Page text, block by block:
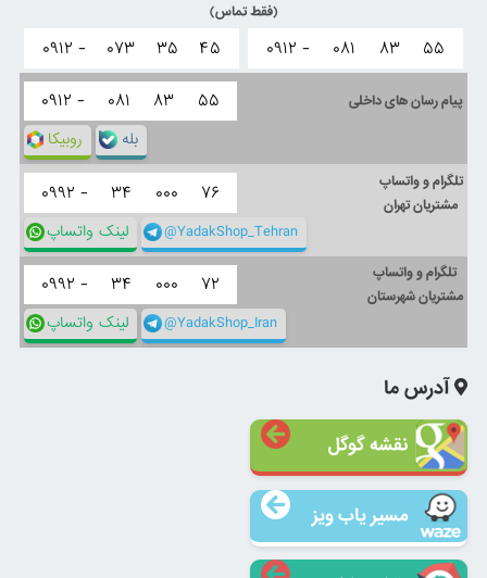
(فقط تماس)
۰۹۱۲ - ۰۸۱ ۸۳ ۵۵ ۰۹۱۲ - ۰۷۳ ۳۵ ۴۵
پیام رسان های داخلی ۰۹۱۲ - ۰۸۱ ۸۳ ۵۵
روبیکا بله
تلگرام و واتساپ
مشتریان تهران
۰۹۹۲ - ۳۴ ۰۰۰ ۷۶
لینک واتساپ @YadakShop_Tehran
تلگرام و واتساپ
مشتریان شهرستان
۰۹۹۲ - ۳۴ ۰۰۰ ۷۲
لینک واتساپ @YadakShop_Iran
آدرس ما
نقشه گوگل
مسیر یاب ویز